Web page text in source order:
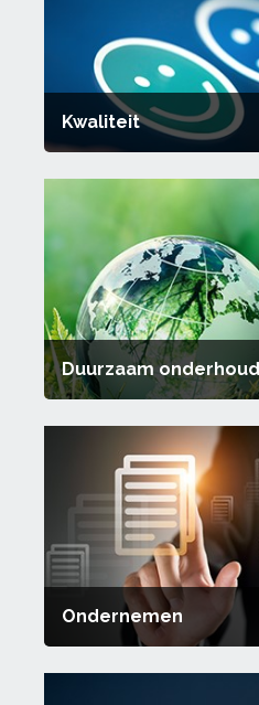
Kwaliteit
Duurzaam onderhoud
Ondernemen